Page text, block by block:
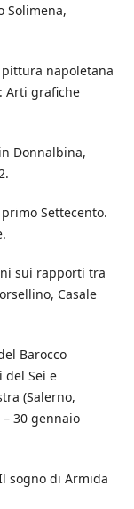
Solimena,
pittura napoletana
Arti grafiche
Donnalbina,
Settecento.
sui rapporti tra
Casale
Barocco
del Sei e
(Salerno,
30 gennaio
sogno di Armida